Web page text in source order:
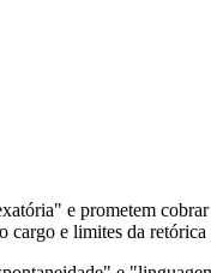
e prometem
cargo e limites da